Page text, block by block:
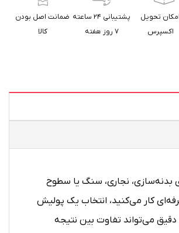
امکان تحویل
اکسپرس
پشتیبانی ۲۴ ساعته
۷ روز هفته
ضمانت اصل بودن
کالا
بدنه‌سازی، نجاری، سنگ یا سطوح
کار می‌کنید، انتخاب یک پولیش
می‌تواند تفاوت بین نتیجه